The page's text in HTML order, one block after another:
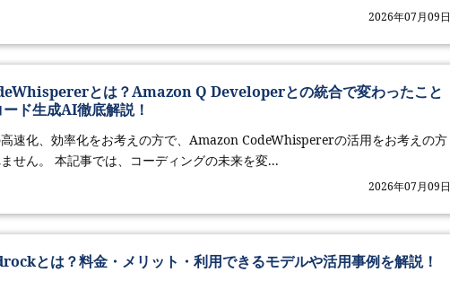
2026年07月09日
とは？Amazon Q Developerとの統合で変わったこと
ド生成AI徹底解説！
速化、効率化をお考えの方で、Amazon CodeWhispererの活用をお考えの方
せん。 本記事では、コーディングの未来を変...
2026年07月09日
とは？料金・メリット・利用できるモデルや活用事例を解説！